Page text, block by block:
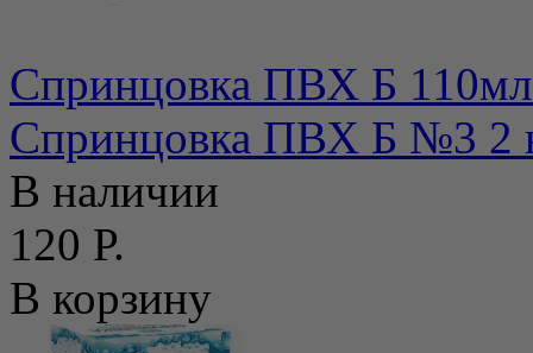
Спринцовка ПВХ Б
Спринцовка ПВХ Б №3 2
В наличии
120 Р.
В корзину